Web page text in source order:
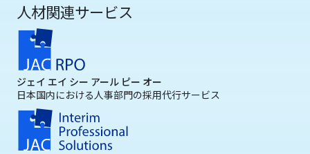
人材関連サービス
ジェイ エイ シー アール ピー オー
日本国内における人事部門の採用代行サービス